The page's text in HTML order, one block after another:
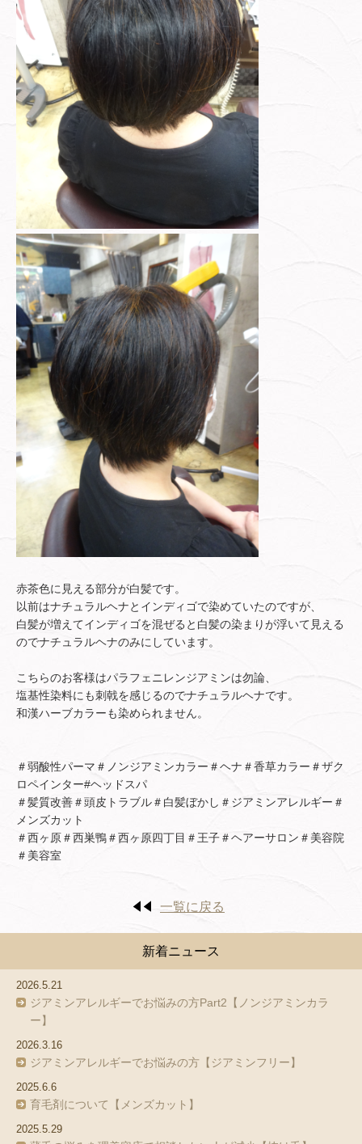
赤茶色に見える部分が白髪です。
以前はナチュラルヘナとインディゴで染めていたのですが、
白髪が増えてインディゴを混ぜると白髪の染まりが浮いて見える
のでナチュラルヘナのみにしています。
こちらのお客様はパラフェニレンジアミンは勿論、
塩基性染料にも刺戟を感じるのでナチュラルヘナです。
和漢ハーブカラーも染められません。
＃弱酸性パーマ＃ノンジアミンカラー＃ヘナ＃香草カラー＃ザク
ロペインター#ヘッドスパ
＃髪質改善＃頭皮トラブル＃白髪ぼかし＃ジアミンアレルギー＃
メンズカット
＃西ヶ原＃西巣鴨＃西ヶ原四丁目＃王子＃ヘアーサロン＃美容院
＃美容室
一覧に戻る
新着ニュース
2026.5.21
ジアミンアレルギーでお悩みの方Part2【ノンジアミンカラ
ー】
2026.3.16
ジアミンアレルギーでお悩みの方【ジアミンフリー】
2025.6.6
育毛剤について【メンズカット】
2025.5.29